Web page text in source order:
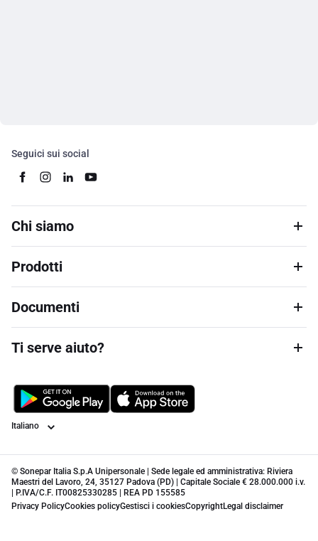
Seguici sui social
Chi siamo
Prodotti
Documenti
Ti serve aiuto?
Lingua
© Sonepar Italia S.p.A Unipersonale | Sede legale ed amministrativa: Riviera
Maestri del Lavoro, 24, 35127 Padova (PD) | Capitale Sociale € 28.000.000 i.v.
| P.IVA/C.F. IT00825330285 | REA PD 155585
Privacy PolicyCookies policyGestisci i cookiesCopyrightLegal disclaimer